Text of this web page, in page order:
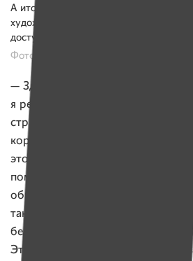
А итогом работы станет совместная
художников, которую разместят в
доступе.
Фото: vk.com
— Здесь, в Минске, меня все
я решил помочь людям в
стране? — говорил Билл. — В
кормить бездомных, читать
это в порядке вещей, так
помимо основной работы
общественной деятельностью.
такой опыт, выглядит странным.
белорусским проектам не ради
Это, скорее, душевный порыв. Я